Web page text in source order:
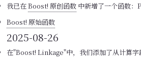
我已在Boost! 原创函数 中新增了一个函数：
Boost! 原始函数
2025-08-26
在"Boost! Linkage"中，我们添加了从计算字